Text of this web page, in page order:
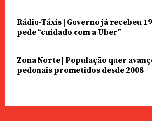
Rádio-Táxis | Governo já recebeu
pede “cuidado com a Uber”
Zona Norte | População quer
pedonais prometidos desde 2008